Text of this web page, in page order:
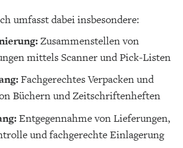
umfasst dabei insbesondere:
Zusammenstellen von
mittels Scanner und Pick-Listen
Fachgerechtes Verpacken und
Büchern und Zeitschriftenheften
Entgegennahme von Lieferungen,
und fachgerechte Einlagerung